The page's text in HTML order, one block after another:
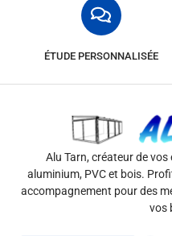
ÉTUDE PERSONNALISÉE
Alu Tarn, créateur de vos
aluminium, PVC et bois.
accompagnement pour des
vos